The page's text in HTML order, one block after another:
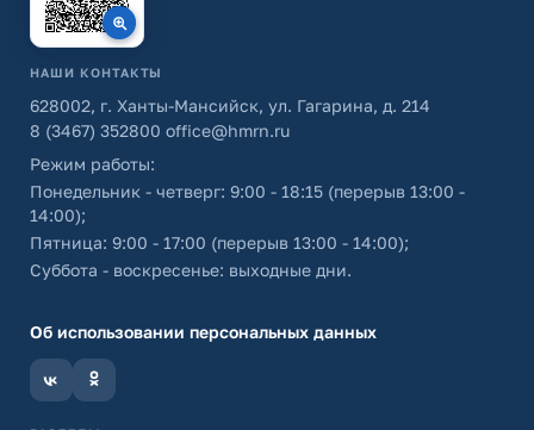
НАШИ КОНТАКТЫ
628002, г. Ханты-Мансийск, ул. Гагарина, д. 214
8 (3467) 352800 office@hmrn.ru
Режим работы:
Понедельник - четверг: 9:00 - 18:15 (перерыв 13:00 -
14:00);
Пятница: 9:00 - 17:00 (перерыв 13:00 - 14:00);
Суббота - воскресенье: выходные дни.
Об использовании персональных данных